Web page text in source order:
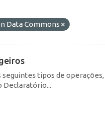
Data Commons
tipos de operações,
Declaratório...